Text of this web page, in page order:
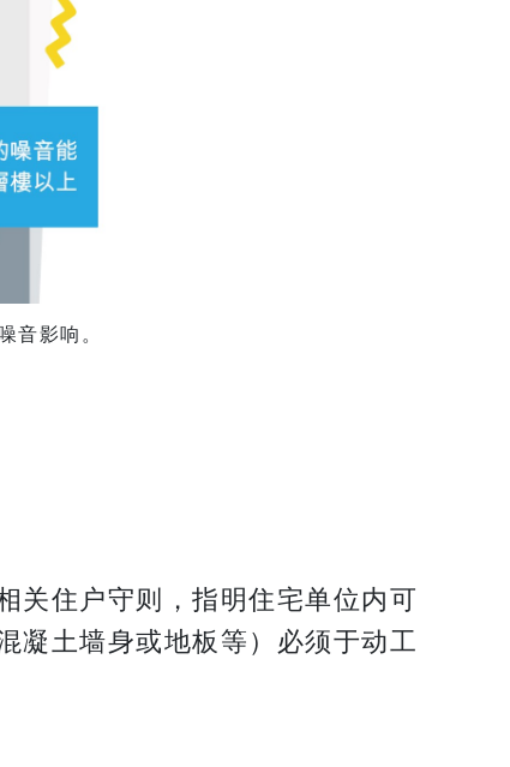
音影响。
关住户守则，指明住宅单位内可
凝⼟墙⾝或地板等）必须于动⼯